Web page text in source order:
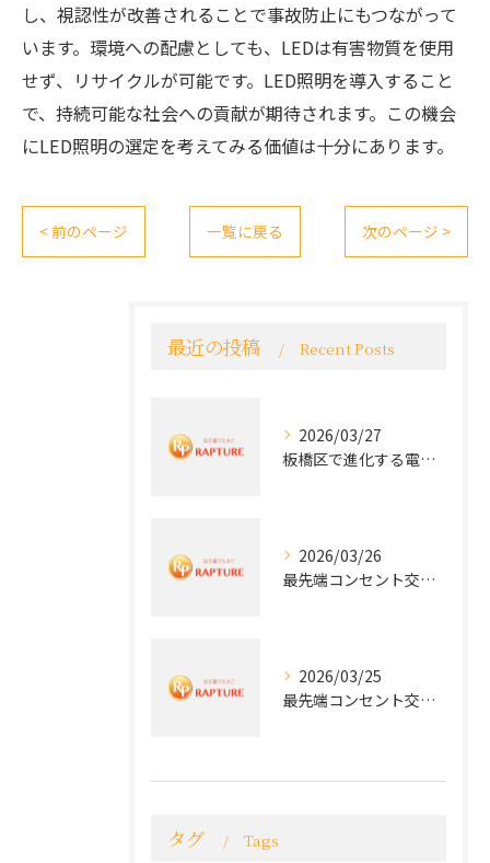
し、視認性が改善されることで事故防止にもつながって
います。環境への配慮としても、LEDは有害物質を使用
せず、リサイクルが可能です。LED照明を導入すること
で、持続可能な社会への貢献が期待されます。この機会
にLED照明の選定を考えてみる価値は十分にあります。
< 前のページ 一覧に戻る 次のページ >
最近の投稿 Recent Posts
2026/03/27
板橋区で進化する電気工事と最新コンセント交換技術
2026/03/26
最先端コンセント交換で快適な生活を実現する電気工事の技術
2026/03/25
最先端コンセント交換で実現する安全と快適な住環境
タグ Tags